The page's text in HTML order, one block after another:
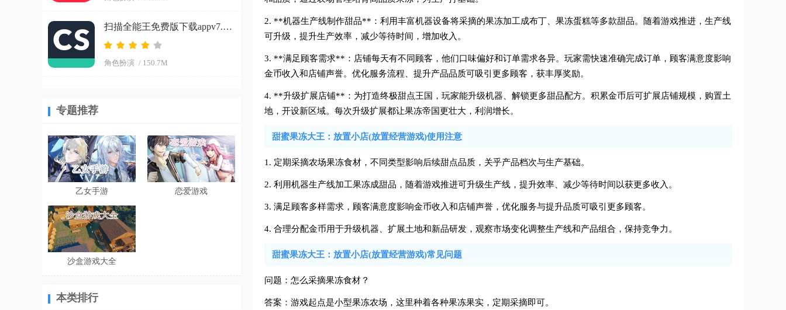
扫描全能王免费版下载appv7.15.0.2604020000 安卓版
角色扮演 / 150.7M
专题推荐
乙女手游 恋爱游戏
沙盒游戏大全
本类排行
2. **机器生产线制作甜品**：利用丰富机器设备将采摘的果冻加工成布丁、果冻蛋糕等多款甜品。随着游戏推进，生产线
可升级，提升生产效率，减少等待时间，增加收入。
3. **满足顾客需求**：店铺每天有不同顾客，他们口味偏好和订单需求各异。玩家需快速准确完成订单，顾客满意度影响
金币收入和店铺声誉。优化服务流程、提升产品品质可吸引更多顾客，获丰厚奖励。
4. **升级扩展店铺**：为打造终极甜点王国，玩家能升级机器、解锁更多甜品配方。积累金币后可扩展店铺规模，购置土
地，开设新区域。每次升级扩展都让果冻帝国更壮大，利润增长。
甜蜜果冻大王：放置小店(放置经营游戏)使用注意
1. 定期采摘农场果冻食材，不同类型影响后续甜点品质，关乎产品档次与生产基础。
2. 利用机器生产线加工果冻成甜品，随着游戏推进可升级生产线，提升效率、减少等待时间以获更多收入。
3. 满足顾客多样需求，顾客满意度影响金币收入和店铺声誉，优化服务与提升品质可吸引更多顾客。
4. 合理分配金币用于升级机器、扩展土地和新品研发，观察市场变化调整生产线和产品组合，保持竞争力。
甜蜜果冻大王：放置小店(放置经营游戏)常见问题
问题：怎么采摘果冻食材？
答案：游戏起点是小型果冻农场，这里种着各种果冻果实，定期采摘即可。